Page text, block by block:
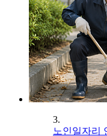
3.
노인일자리